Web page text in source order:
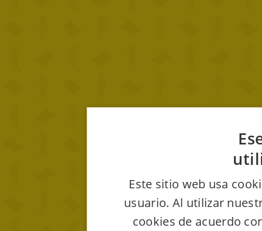
Este sitio web usa
usuario. Al utilizar
cookies de acuerdo